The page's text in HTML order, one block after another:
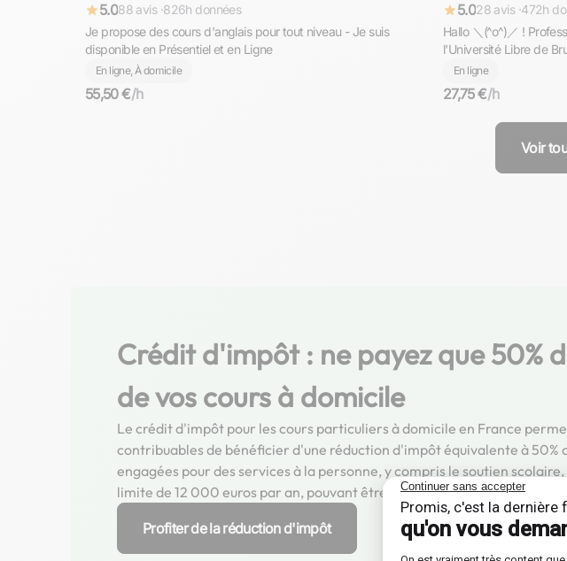
5.088 avis ·826h données
Je propose des cours d'anglais pour tout niveau - Je suis
disponible en Présentiel et en Ligne
En ligne, À domicile
55,50 €/h
5.028 avis ·472h
Hallo ＼⁠(⁠^⁠o⁠^⁠)⁠／ ! Professeur expérimenté, diplômé de
l'Université Libre de
d'allemand de niveaux
PREPA - SUPERIEUR.
╮⁠(⁠＾⁠▽⁠＾⁠)⁠╭
En ligne
27,75 €/h
Voir
Crédit d'impôt : ne payez que 50%
de vos cours à domicile
Le crédit d'impôt pour les cours particuliers à domicile en France
contribuables de bénéficier d'une réduction d'impôt équivalente à 50%
engagées pour des services à la personne, y compris le soutien scolaire,
limite de 12 000 euros par an, pouvant être majorée sous certaines
Profiter de la réduction d'impôt